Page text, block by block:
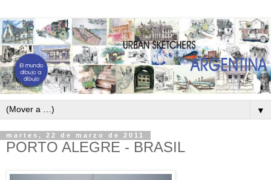
▼
martes, 22 de marzo de 2011
PORTO ALEGRE - BRASIL